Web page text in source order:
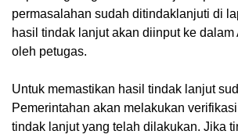
permasalahan sudah ditindaklanjuti di
hasil tindak lanjut akan diinput ke dalam
oleh petugas.
Untuk memastikan hasil tindak lanjut
Pemerintahan akan melakukan
tindak lanjut yang telah dilakukan. Jika